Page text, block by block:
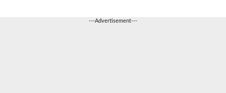
---Advertisement---